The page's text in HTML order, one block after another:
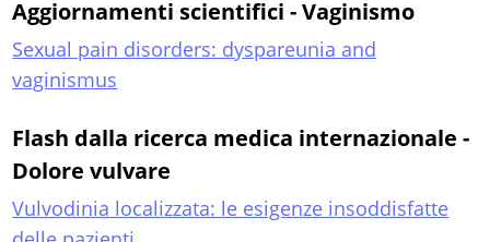
Aggiornamenti scientifici - Vaginismo
Sexual pain disorders: dyspareunia and
vaginismus
Flash dalla ricerca medica internazionale -
Dolore vulvare
Vulvodinia localizzata: le esigenze insoddisfatte